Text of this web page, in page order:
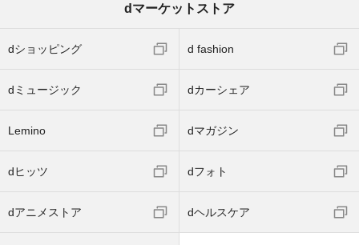
dマーケットストア
dショッピング d fashion
dミュージック dカーシェア
Lemino dマガジン
dヒッツ dフォト
dアニメストア dヘルスケア